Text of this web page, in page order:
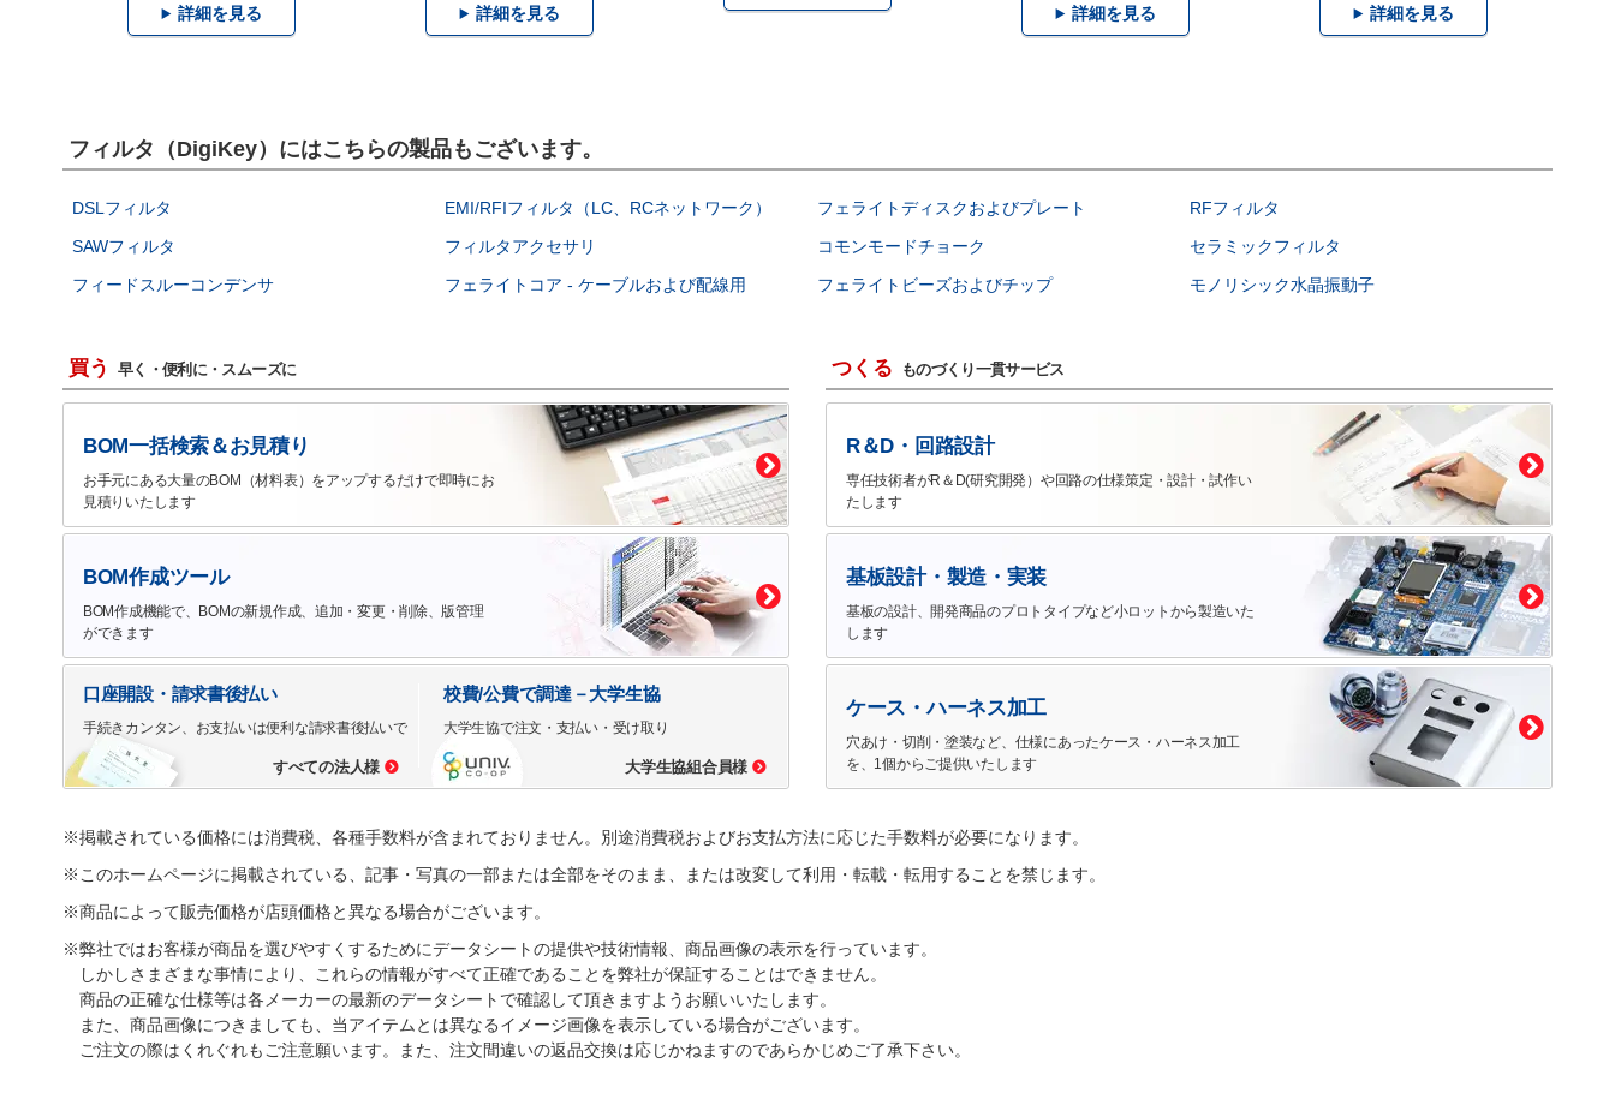
詳細を見る 詳細を見る 詳細を見る 詳細を見る
フィルタ（DigiKey）にはこちらの製品もございます。
DSLフィルタ EMI/RFIフィルタ（LC、RCネットワーク） フェライトディスクおよびプレート
RFフィルタ
SAWフィルタ
フィルタアクセサリ コモンモードチョーク
セラミックフィルタ
フィードスルーコンデンサ
フェライトコア - ケーブルおよび配線用 フェライトビーズおよびチップ モノリシック水晶振動子
買う 早く・便利に・スムーズに
BOM一括検索＆お見積り
お手元にある大量のBOM（材料表）をアップするだけで即時にお
見積りいたします
BOM作成ツール
BOM作成機能で、BOMの新規作成、追加・変更・削除、版管理
ができます
口座開設・請求書後払い
手続きカンタン、お支払いは便利な請求書後払いで
すべての法人様
校費/公費で調達－大学生協
大学生協で注文・支払い・受け取り
大学生協組合員様
つくる ものづくり一貫サービス
R＆D・回路設計
専任技術者がR＆D(研究開発）や回路の仕様策定・設計・試作い
たします
基板設計・製造・実装
基板の設計、開発商品のプロトタイプなど小ロットから製造いた
します
ケース・ハーネス加工
穴あけ・切削・塗装など、仕様にあったケース・ハーネス加工
を、1個からご提供いたします
※掲載されている価格には消費税、各種手数料が含まれておりません。別途消費税およびお支払方法に応じた手数料が必要になります。
※このホームページに掲載されている、記事・写真の一部または全部をそのまま、または改変して利用・転載・転用することを禁じます。
※商品によって販売価格が店頭価格と異なる場合がございます。
※弊社ではお客様が商品を選びやすくするためにデータシートの提供や技術情報、商品画像の表示を行っています。
しかしさまざまな事情により、これらの情報がすべて正確であることを弊社が保証することはできません。
商品の正確な仕様等は各メーカーの最新のデータシートで確認して頂きますようお願いいたします。
また、商品画像につきましても、当アイテムとは異なるイメージ画像を表示している場合がございます。
ご注文の際はくれぐれもご注意願います。また、注文間違いの返品交換は応じかねますのであらかじめご了承下さい。